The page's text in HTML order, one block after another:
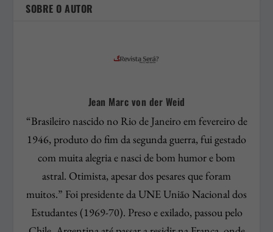
SOBRE O AUTOR
Jean Marc von der Weid
“Brasileiro nascido no Rio de Janeiro em fevereiro de
1946, produto do fim da segunda guerra, fui gestado
com muita alegria e nasci de bom humor e bom
astral. Otimista, apesar dos pesares que foram
muitos.” Foi presidente da UNE União Nacional dos
Estudantes (1969-70). Preso e exilado, passou pelo